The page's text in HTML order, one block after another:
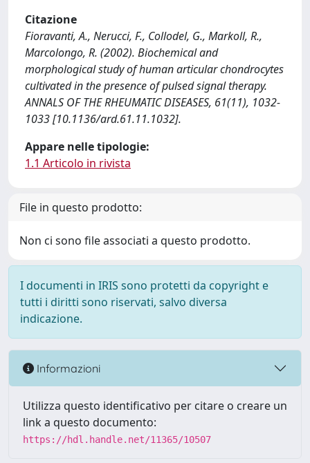
Citazione
Fioravanti, A., Nerucci, F., Collodel, G., Markoll, R.,
Marcolongo, R. (2002). Biochemical and
morphological study of human articular chondrocytes
cultivated in the presence of pulsed signal therapy.
ANNALS OF THE RHEUMATIC DISEASES, 61(11), 1032-
1033 [10.1136/ard.61.11.1032].
Appare nelle tipologie:
1.1 Articolo in rivista
File in questo prodotto:
Non ci sono file associati a questo prodotto.
I documenti in IRIS sono protetti da copyright e
tutti i diritti sono riservati, salvo diversa
indicazione.
Informazioni
Utilizza questo identificativo per citare o creare un
link a questo documento:
https://hdl.handle.net/11365/10507